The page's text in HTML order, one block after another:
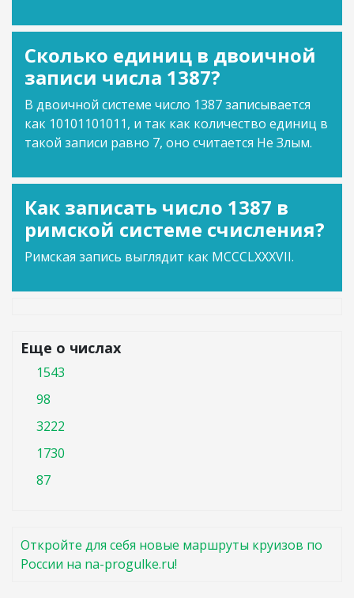
Сколько единиц в двоичной
записи числа 1387?
В двоичной системе число 1387 записывается
как 10101101011, и так как количество единиц в
такой записи равно 7, оно считается Не Злым.
Как записать число 1387 в
римской системе счисления?
Римская запись выглядит как MCCCLXXXVII.
Еще о числах
1543
98
3222
1730
87
Откройте для себя новые маршруты круизов по
России на na-progulke.ru!